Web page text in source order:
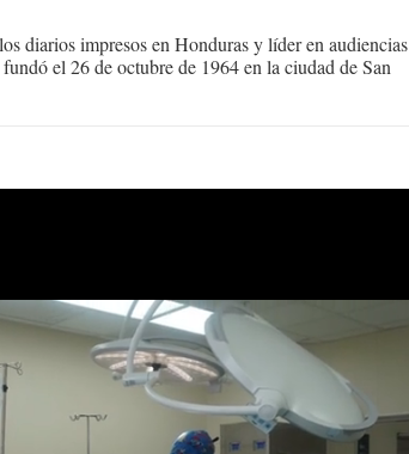
diarios impresos en Honduras y líder en audiencias
el 26 de octubre de 1964 en la ciudad de San